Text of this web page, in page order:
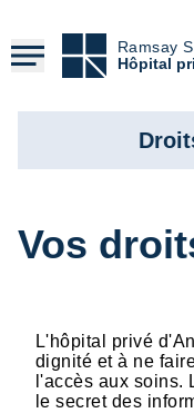
contenu
principal
Ramsay
Hôpital
Vos
L'hôpital privé
dignité et à ne
l'accès aux soins.
le secret des